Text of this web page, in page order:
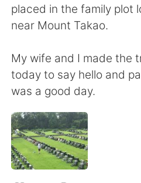
placed in the family plot
near Mount Takao.
My wife and I made the
today to say hello and
was a good day.